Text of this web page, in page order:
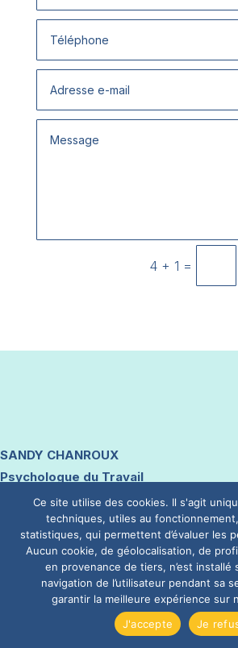
4 + 1 =
SANDY CHANROUX
Psychologue du Travail
Coach Professionnel RNCP
Psychothérapeute (ARS) en TCC,
thérapies brèves systémiques
Rendez-vous
En visio ou au cabinet à Lambersart
Stationnement facile et gratuit.
Ce site utilise des cookies. Il s'agit
techniques, utiles au
statistiques, qui permettent d’évaluer les
Aucun cookie, de géolocalisation, de
en provenance de tiers, n’est installé
navigation de l’utilisateur pendant sa
garantir la meilleure expérience sur
J'accepte
Je